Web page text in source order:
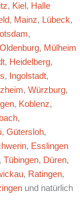
, Kiel , Halle
, Mainz, Lübeck,
,
Oldenburg, Mülheim
, Heidelberg,
, Ingolstadt,
, Würzburg,
, Koblenz,
,
, Gütersloh,
, Esslingen
, Tübingen, Düren,
, Ratingen,
und natürlich